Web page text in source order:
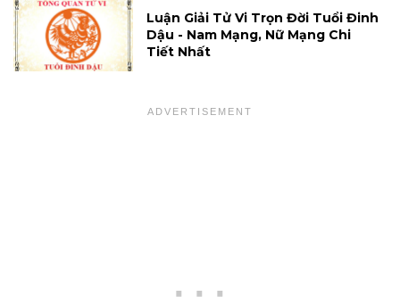
Luận Giải Tử Vi Trọn Đời Tuổi Đinh
Dậu - Nam Mạng, Nữ Mạng Chi
Tiết Nhất